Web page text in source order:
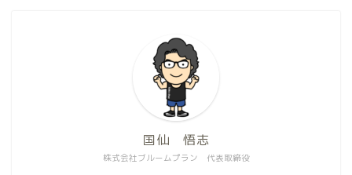
株式会社ブルームプラン 代表取締役
国仙 悟志